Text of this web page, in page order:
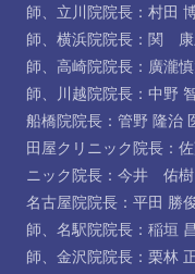
師、 立川院院長：村田
師、 横浜院院長：関 康
師、 高崎院院長：廣瀧
師、 川越院院長：中野
船橋院院長：管野 隆治
田屋クリニック院長：
ニック院長：今井 佑樹
名古屋院院長：平田 勝
師、 名駅院院長：稲垣
師、 金沢院院長：栗林